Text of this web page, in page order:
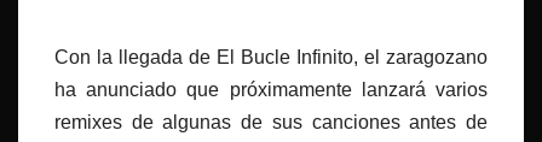
Con la llegada de El Bucle Infinito, el zaragozano
ha anunciado que próximamente lanzará varios
remixes de algunas de sus canciones antes de